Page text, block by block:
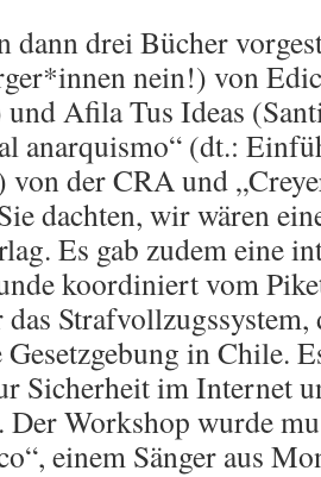
dann drei Bücher
nein!) von
Afila Tus Ideas
anarquismo“ (dt.:
der CRA und
dachten, wir wären
Es gab zudem eine
koordiniert vom
das Strafvollzugssystem,
in Chile.
Sicherheit im Internet
Der Workshop wurde
einem Sänger aus